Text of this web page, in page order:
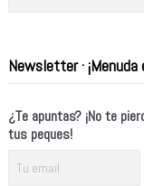
Newsletter ·
¿Te apuntas? ¡No te
tus peques!